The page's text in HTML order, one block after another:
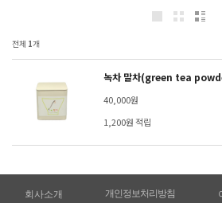
전체 1개
녹차 말차(green tea
40,000원
1,200원 적립
회사소개 개인정보처리방침